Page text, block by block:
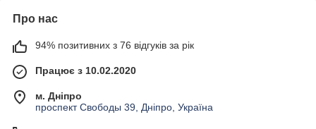
Про нас
94% позитивних з 76 відгуків за рік
Працює з 10.02.2020
м. Дніпро
проспект Свободы 39, Дніпро, Україна